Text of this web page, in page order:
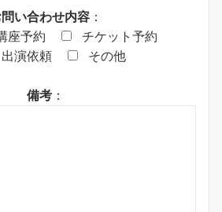
い合わせ内容 ：
座予約
チケット予約
出演依頼
その他
備考 ：